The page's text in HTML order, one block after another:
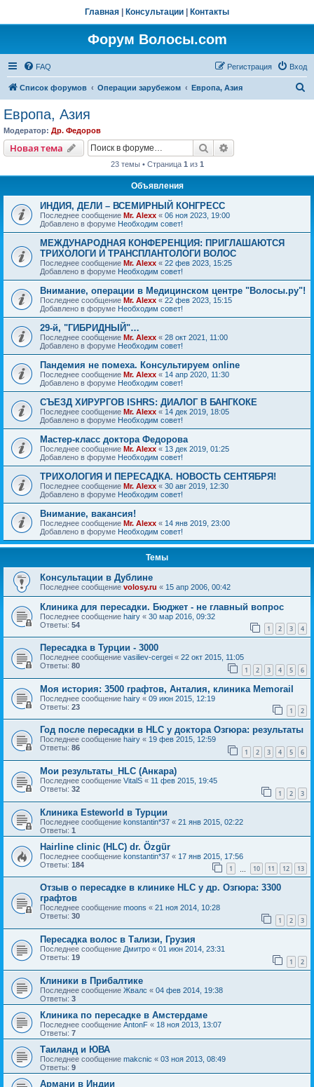
Главная Консультации Контакты
Форум Волосы.com
FAQ Вход
Регистрация
Список форумов Операции зарубежом Европа, Азия
Европа, Азия
Модератор: Др. Федоров
Новая тема Поиск
23 темы • Страница 1 из 1
Объявления
ИНДИЯ, ДЕЛИ – ВСЕМИРНЫЙ КОНГРЕСС
Последнее сообщение Mr. Alexx « 06 ноя 2023, 19:00
Добавлено в форуме Необходим совет!
МЕЖДУНАРОДНАЯ КОНФЕРЕНЦИЯ: ПРИГЛАШАЮТСЯ
ТРИХОЛОГИ И ТРАНСПЛАНТОЛОГИ ВОЛОС
Последнее сообщение Mr. Alexx « 22 фев 2023, 15:25
Добавлено в форуме Необходим совет!
Внимание, операции в Медицинском центре "Волосы.ру"!
Последнее сообщение Mr. Alexx « 22 фев 2023, 15:15
Добавлено в форуме Необходим совет!
29-й, "ГИБРИДНЫЙ"…
Последнее сообщение Mr. Alexx « 28 окт 2021, 11:00
Добавлено в форуме Необходим совет!
Пандемия не помеха. Консультируем online
Последнее сообщение Mr. Alexx « 14 апр 2020, 11:30
Добавлено в форуме Необходим совет!
СЪЕЗД ХИРУРГОВ ISHRS: ДИАЛОГ В БАНГКОКЕ
Последнее сообщение Mr. Alexx « 14 дек 2019, 18:05
Добавлено в форуме Необходим совет!
Мастер-класс доктора Федорова
Последнее сообщение Mr. Alexx « 13 дек 2019, 01:25
Добавлено в форуме Необходим совет!
ТРИХОЛОГИЯ И ПЕРЕСАДКА. НОВОСТЬ СЕНТЯБРЯ!
Последнее сообщение Mr. Alexx « 30 авг 2019, 12:30
Добавлено в форуме Необходим совет!
Внимание, вакансия!
Последнее сообщение Mr. Alexx « 14 янв 2019, 23:00
Добавлено в форуме Необходим совет!
Темы
Консультации в Дублине
Последнее сообщение volosy.ru « 15 апр 2006, 00:42
Клиника для пересадки. Бюджет - не главный вопрос
Последнее сообщение hairy « 30 мар 2016, 09:32
Ответы: 54 1 2 3 4
Пересадка в Турции - 3000
Последнее сообщение vasiliev-cergei « 22 окт 2015, 11:05
Ответы: 80 1 2 3 4 5 6
Моя история: 3500 графтов, Анталия, клиника Memorail
Последнее сообщение hairy « 09 июн 2015, 12:19
Ответы: 23 1 2
Год после пересадки в HLC у доктора Озгюра: результаты
Последнее сообщение hairy « 19 фев 2015, 12:59
Ответы: 86 1 2 3 4 5 6
Мои результаты_HLC (Анкара)
Последнее сообщение VitalS « 11 фев 2015, 19:45
Ответы: 32 1 2 3
Клиника Esteworld в Турции
Последнее сообщение konstantin*37 « 21 янв 2015, 02:22
Ответы: 1
Hairline clinic (HLC) dr. Özgür
Последнее сообщение konstantin*37 « 17 янв 2015, 17:56
Ответы: 184 1 10 11 12 13
Отзыв о пересадке в клинике HLC у др. Озгюра: 3300
графтов
Последнее сообщение moons « 21 ноя 2014, 10:28
Ответы: 30 1 2 3
Пересадка волос в Тализи, Грузия
Последнее сообщение Дмитро « 01 июн 2014, 23:31
Ответы: 19 1 2
Клиники в Прибалтике
Последнее сообщение Жвалс « 04 фев 2014, 19:38
Ответы: 3
Клиника по пересадке в Амстердаме
Последнее сообщение AntonF « 18 ноя 2013, 13:07
Ответы: 7
Таиланд и ЮВА
Последнее сообщение makcnic « 03 ноя 2013, 08:49
Ответы: 9
Армани в Индии